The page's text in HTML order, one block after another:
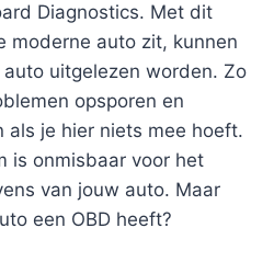
Diagnostics. Met dit
moderne auto zit, kunnen
uitgelezen worden. Zo
opsporen en
als je hier niets mee hoeft.
is onmisbaar voor het
van jouw auto. Maar
een OBD heeft?